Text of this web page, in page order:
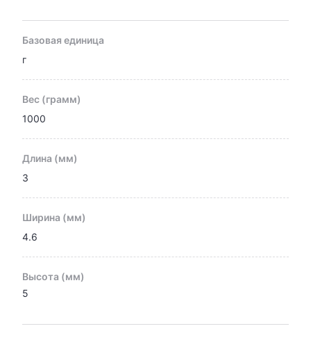
Базовая единица
г
Вес (грамм)
1000
Длина (мм)
3
Ширина (мм)
4.6
Высота (мм)
5